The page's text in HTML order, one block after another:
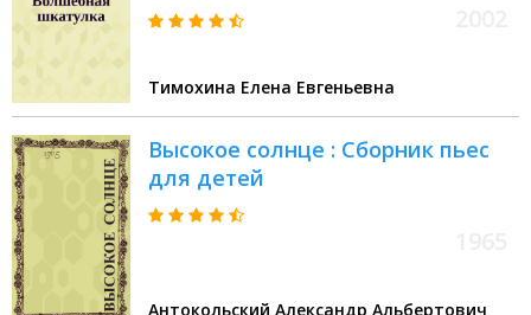
Тимохина Елена Евгеньевна
Высокое солнце : Сборник пьес
для детей
Антокольский Александр Альбертович